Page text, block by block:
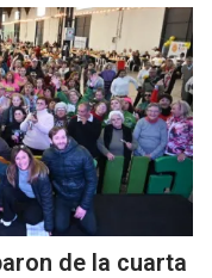
de la cuarta